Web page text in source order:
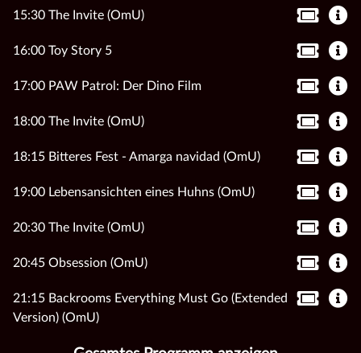
15:30 The Invite (OmU)
16:00 Toy Story 5
17:00 PAW Patrol: Der Dino Film
18:00 The Invite (OmU)
18:15 Bitteres Fest - Amarga navidad (OmU)
19:00 Lebensansichten eines Huhns (OmU)
20:30 The Invite (OmU)
20:45 Obsession (OmU)
21:15 Backrooms Everything Must Go (Extended
Version) (OmU)